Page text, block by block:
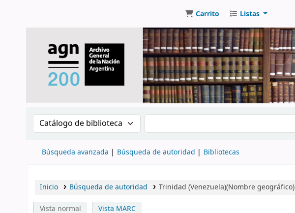
Carrito Listas
Buscar en el catálogo por: Buscar en el catálogo
Búsqueda avanzada Búsqueda de autoridad Bibliotecas
Inicio Búsqueda de autoridad Trinidad (Venezuela)(Nombre geográfico)
Vista normal
Vista MARC